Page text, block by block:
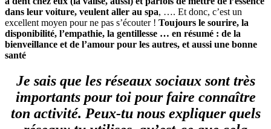
dans leur voiture, veulent aller au spa, …. Et donc, c’est un
excellent moyen pour ne pas s’écouter ! Toujours le sourire, la
disponibilité, l’empathie, la gentillesse … en résumé : de la
bienveillance et de l’amour pour les autres, et aussi une bonne
santé
Je sais que les réseaux sociaux sont très
importants pour toi pour faire connaître
ton activité. Peux-tu nous expliquer quels